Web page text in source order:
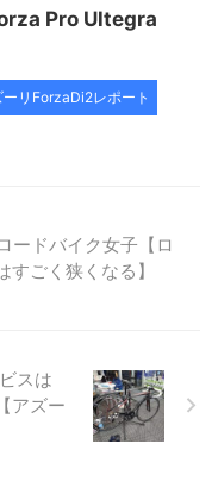
Pro Ultegra
リForzaDi2レポート
ードバイク女子【ロ
ごく狭くなる】
スは
アズー